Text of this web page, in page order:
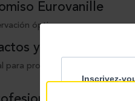
Eurovanille
óptima.
y aromas
para profesionales que buscan